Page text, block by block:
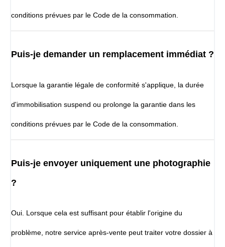
conditions prévues par le Code de la consommation.
Puis-je demander un remplacement immédiat ?
Lorsque la garantie légale de conformité s'applique, la durée
d'immobilisation suspend ou prolonge la garantie dans les
conditions prévues par le Code de la consommation.
Puis-je envoyer uniquement une photographie
?
Oui. Lorsque cela est suffisant pour établir l'origine du
problème, notre service après-vente peut traiter votre dossier à